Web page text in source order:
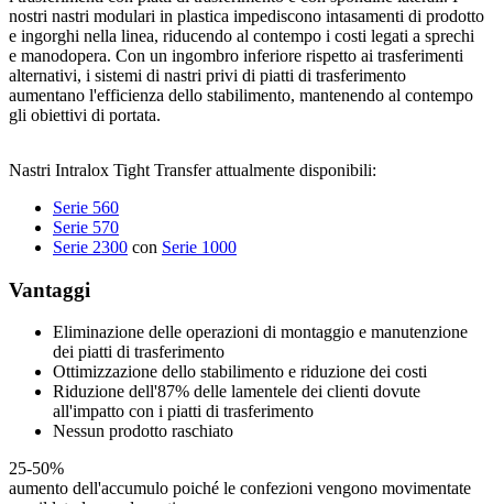
nostri nastri modulari in plastica impediscono intasamenti di prodotto
e ingorghi nella linea, riducendo al contempo i costi legati a sprechi
e manodopera. Con un ingombro inferiore rispetto ai trasferimenti
alternativi, i sistemi di nastri privi di piatti di trasferimento
aumentano l'efficienza dello stabilimento, mantenendo al contempo
gli obiettivi di portata.
Nastri Intralox Tight Transfer attualmente disponibili:
Serie 560
Serie 570
Serie 2300 con Serie 1000
Vantaggi
Eliminazione delle operazioni di montaggio e manutenzione
dei piatti di trasferimento
Ottimizzazione dello stabilimento e riduzione dei costi
Riduzione dell'87% delle lamentele dei clienti dovute
all'impatto con i piatti di trasferimento
Nessun prodotto raschiato
25-50%
aumento dell'accumulo poiché le confezioni vengono movimentate